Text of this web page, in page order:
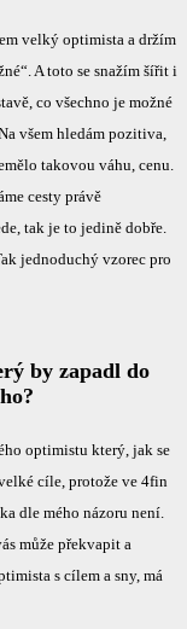
velký optimista a držím
A toto se snažím šířit i
co všechno je možné
všem hledám pozitiva,
takovou váhu, cenu.
cesty právě
tak je to jedině dobře.
jednoduchý vzorec pro
by zapadl do
optimistu který, jak se
cíle, protože ve 4fin
dle mého názoru není.
může překvapit a
s cílem a sny, má